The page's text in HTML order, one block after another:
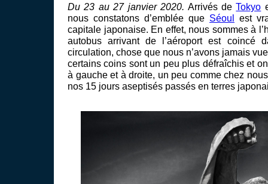
Du 23 au 27 janvier 2020. Arrivés deTokyo
nous constatons d’emblée que Séoul est
capitale japonaise. En effet, nous sommes à
autobus arrivant de l’aéroport est coincé
circulation, chose que nous n’avons jamais
certains coins sont un peu plus défraîchis et
à gauche et à droite, un peu comme chez
nos 15 jours aseptisés passés en terres